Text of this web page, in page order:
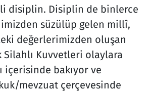
disiplin. Disiplin de binlerce
süzülüp gelen millî,
değerlerimizden oluşan
Silahlı Kuvvetleri olaylara
içerisinde bakıyor ve
mevzuat çerçevesinde